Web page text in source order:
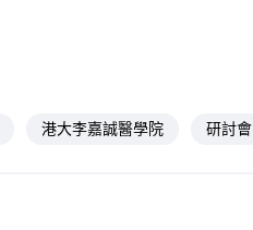
港大李嘉誠醫學院 研討會